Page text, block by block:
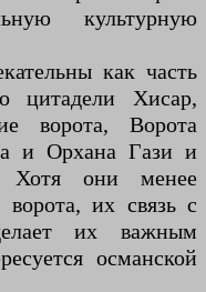
культурную
как часть
цитадели Хисар,
ворота, Ворота
и Орхана Гази и
Хотя они менее
их связь с
их важным
османской